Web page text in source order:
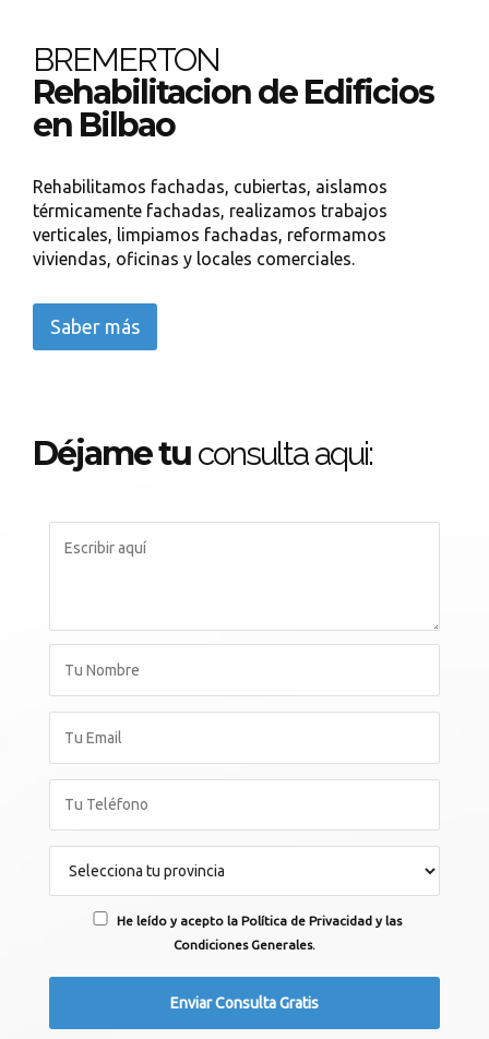
BREMERTON
Rehabilitacion de Edificios
en Bilbao
Rehabilitamos fachadas, cubiertas, aislamos
térmicamente fachadas, realizamos trabajos
verticales, limpiamos fachadas, reformamos
viviendas, oficinas y locales comerciales.
Saber más
Déjame tu consulta aqui:
He leído y acepto la Política de Privacidad y las
Condiciones Generales.